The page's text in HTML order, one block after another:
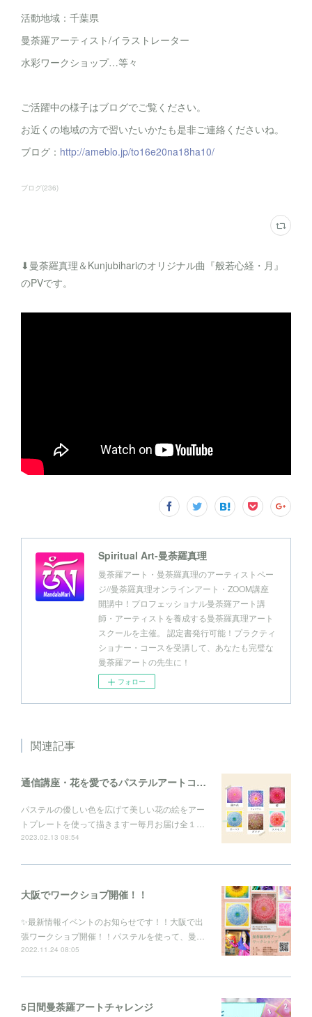
活動地域：千葉県
曼荼羅アーティスト/イラストレーター
水彩ワークショップ…等々
ご活躍中の様子はブログでご覧ください。
お近くの地域の方で習いたいかたも是非ご連絡くださいね。
ブログ： http://ameblo.jp/to16e20na18ha10/
ブログ(236)
⬇︎曼荼羅真理＆Kunjubihariのオリジナル曲『般若心経・月』
のPVです。
Spiritual Art-曼荼羅真理
曼荼羅アート・曼荼羅真理のアーティストペー
ジ//曼荼羅真理オンラインアート・ZOOM講座
開講中！プロフェッショナル曼荼羅アート講
師・アーティストを養成する曼荼羅真理アート
スクールを主催。 認定書発行可能！プラクティ
ショナー・コースを受講して、あなたも完璧な
曼荼羅アートの先生に！
フォロー
関連記事
通信講座・花を愛でるパステルアートコレクション
パステルの優しい色を広げて美しい花の絵をアー
トプレートを使って描きますー毎月お届け全１…
2023.02.13 08:54
大阪でワークショプ開催！！
✨最新情報イベントのお知らせです！！大阪で出
張ワークショプ開催！！パステルを使って、曼…
2022.11.24 08:05
5日間曼荼羅アートチャレンジ